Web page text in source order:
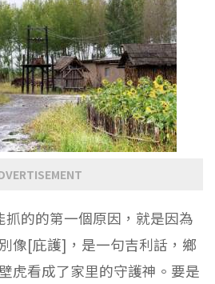
抓的的第一個原因，就是因為
像[庇護]，是一句吉利話，鄉
虎看成了家里的守護神。要是